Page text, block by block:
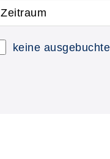
Zeitraum
keine